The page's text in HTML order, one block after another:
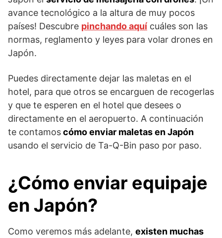
avance tecnológico a la altura de muy pocos
países! Descubre pinchando aquí cuáles son las
normas, reglamento y leyes para volar drones en
Japón.
Puedes directamente dejar las maletas en el
hotel, para que otros se encarguen de recogerlas
y que te esperen en el hotel que desees o
directamente en el aeropuerto. A continuación
te contamoscómo enviar maletas en Japón
usando el servicio de Ta-Q-Bin paso por paso.
¿Cómo enviar equipaje
en Japón?
Como veremos más adelante, existen muchas